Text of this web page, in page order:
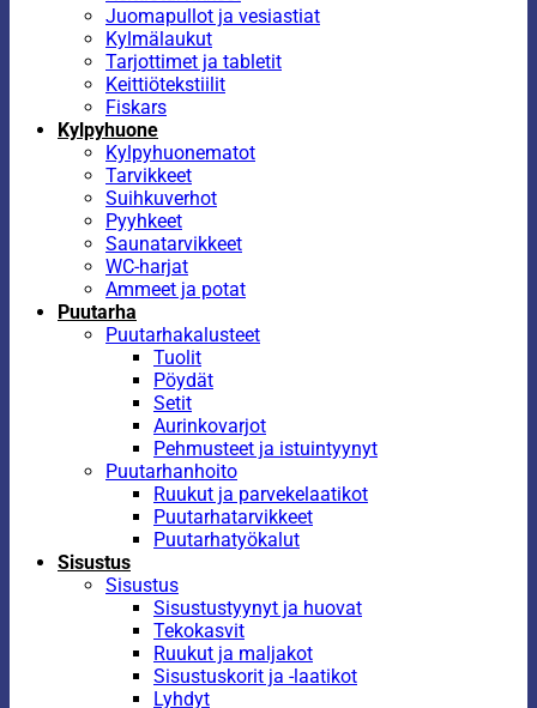
Juomapullot ja vesiastiat
Kylmälaukut
Tarjottimet ja tabletit
Keittiötekstiilit
Fiskars
Kylpyhuone
Kylpyhuonematot
Tarvikkeet
Suihkuverhot
Pyyhkeet
Saunatarvikkeet
WC-harjat
Ammeet ja potat
Puutarha
Puutarhakalusteet
Tuolit
Pöydät
Setit
Aurinkovarjot
Pehmusteet ja istuintyynyt
Puutarhanhoito
Ruukut ja parvekelaatikot
Puutarhatarvikkeet
Puutarhatyökalut
Sisustus
Sisustus
Sisustustyynyt ja huovat
Tekokasvit
Ruukut ja maljakot
Sisustuskorit ja -laatikot
Lyhdyt